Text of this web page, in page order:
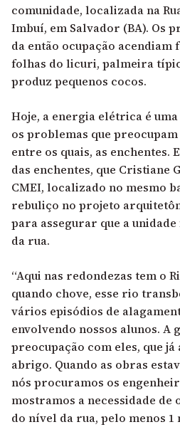
comunidade, localizada na
Imbuí, em Salvador (BA). Os
da então ocupação acendiam
folhas do licuri, palmeira
produz pequenos cocos.
Hoje, a energia elétrica é
os problemas que
entre os quais, as enchentes.
das enchentes, que Cristiane
CMEI, localizado no mesmo
rebuliço no projeto
para assegurar que a
da rua.
“Aqui nas redondezas tem o
quando chove, esse rio
vários episódios de
envolvendo nossos alunos. A
preocupação com eles, que
abrigo. Quando as obras
nós procuramos os
mostramos a necessidade de
do nível da rua, pelo menos 1